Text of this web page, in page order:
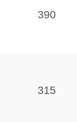
390
315